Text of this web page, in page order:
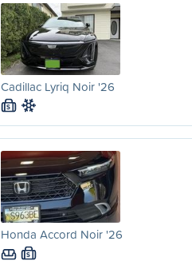
Cadillac Lyriq Noir '26
S
Honda Accord Noir '26
S